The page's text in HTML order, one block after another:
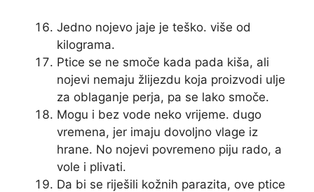
Jedno nojevo jaje je teško. više od
kilograma.
Ptice se ne smoče kada pada kiša, ali
nojevi nemaju žlijezdu koja proizvodi ulje
za oblaganje perja, pa se lako smoče.
Mogu i bez vode neko vrijeme. dugo
vremena, jer imaju dovoljno vlage iz
hrane. No nojevi povremeno piju rado, a
vole i plivati.
Da bi se riješili kožnih parazita, ove ptice